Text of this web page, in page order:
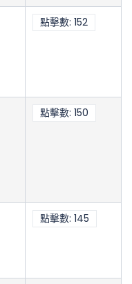
點擊數: 152
點擊數: 150
點擊數: 145